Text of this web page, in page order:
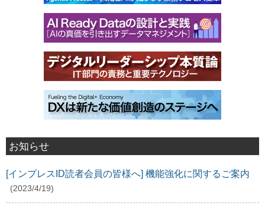
お知らせ
[インプレスID読者会員の皆様へ] 機能強化に関するご案内
(2023/4/19)